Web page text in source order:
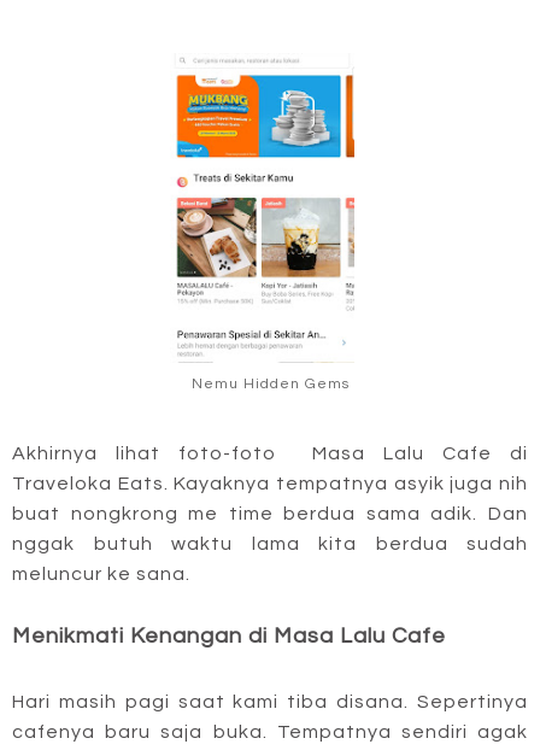
Nemu Hidden Gems
Akhirnya lihat foto-foto Masa Lalu Cafe di
Traveloka Eats. Kayaknya tempatnya asyik juga nih
buat nongkrong me time berdua sama adik. Dan
nggak butuh waktu lama kita berdua sudah
meluncur ke sana.
Menikmati Kenangan di Masa Lalu Cafe
Hari masih pagi saat kami tiba disana. Sepertinya
cafenya baru saja buka. Tempatnya sendiri agak